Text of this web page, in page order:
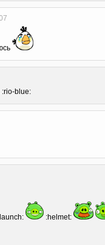
:rio-blue:
:helmet: